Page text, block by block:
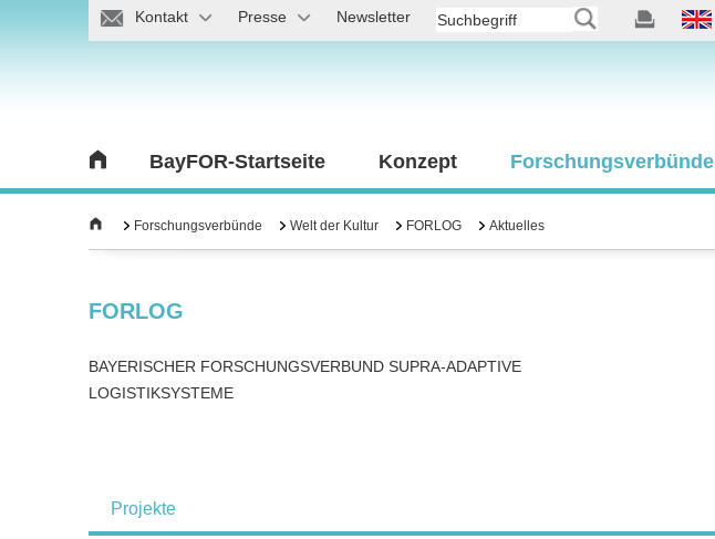
Kontakt Presse Newsletter
BayFOR-Startseite Konzept Forschungsverbünde
Forschungsverbünde Welt der Kultur FORLOG Aktuelles
FORLOG
BAYERISCHER FORSCHUNGSVERBUND SUPRA-ADAPTIVE
LOGISTIKSYSTEME
Projekte